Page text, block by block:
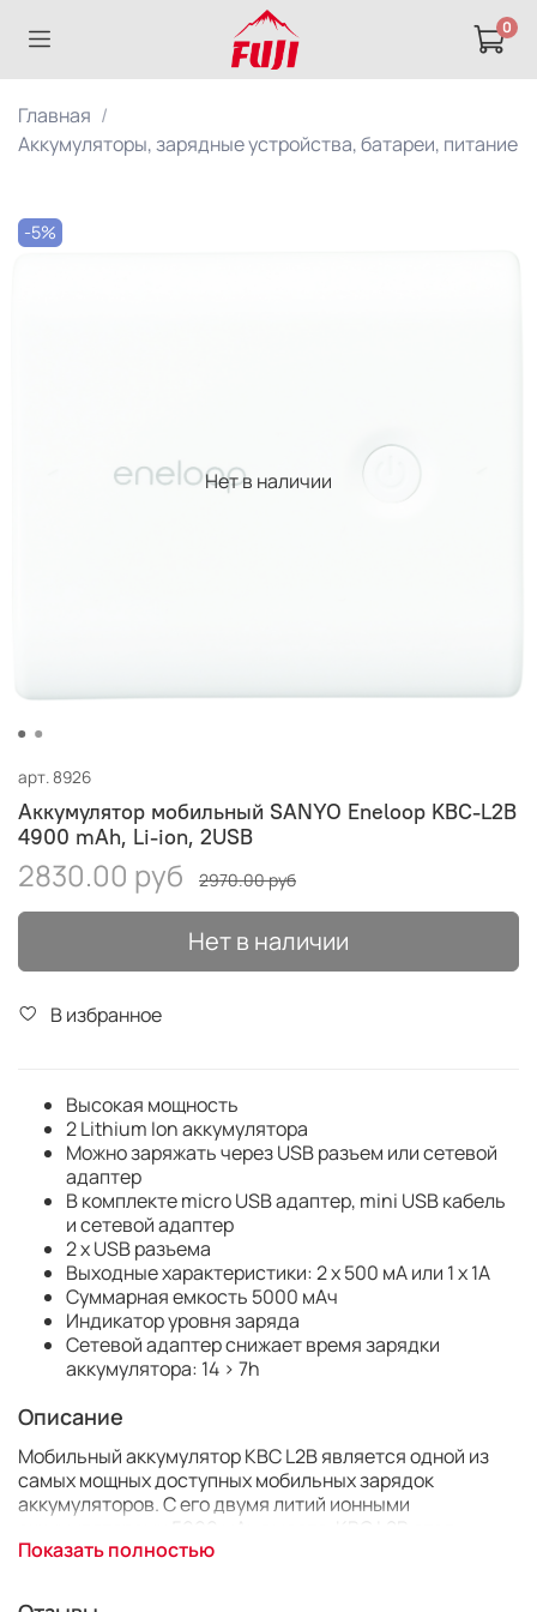
0
Главная
Аккумуляторы, зарядные устройства, батареи, питание
Нет в наличии
-5%
арт.8926
Аккумулятор мобильный SANYO Eneloop KBC-L2B
4900 mAh, Li-ion, 2USB
2830.00 руб 2970.00 руб
Нет в наличии
В избранное
Высокая мощность
2 Lithium Ion аккумулятора
Можно заряжать через USB разъем или сетевой
адаптер
В комплекте micro USB адаптер, mini USB кабель
и сетевой адаптер
2 x USB разъема
Выходные характеристики: 2 x 500 мА или 1 x 1А
Суммарная емкость 5000 мАч
Индикатор уровня заряда
Сетевой адаптер снижает время зарядки
аккумулятора: 14 > 7h
Описание
Мобильный аккумулятор KBC L2B является одной из
самых мощных доступных мобильных зарядок
аккумуляторов. С его двумя литий ионными
первым мобильным аккумулятором, который мог
аккумулятор может также заряжать два устройства
Показать полностью